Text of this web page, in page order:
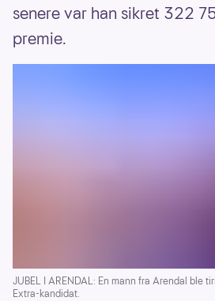
senere var han sikret 322
premie.
JUBEL I ARENDAL: En mann fra Arendal ble
Extra-kandidat.